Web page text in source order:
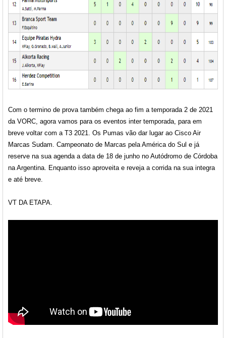
Com o termino de prova também chega ao fim a temporada 2 de 2021
da VORC, agora vamos para os eventos inter temporada, para em
breve voltar com a T3 2021. Os Pumas vão dar lugar ao Cisco Air
Marcas Sudam . Campeonato de Marcas pela América do Sul e já
reserve na sua agenda a data de 18 de junho no Autódromo de Córdoba
na Argentina. Enquanto isso aproveita e reveja a corrida na sua integra
e até breve.
VT DA ETAPA.